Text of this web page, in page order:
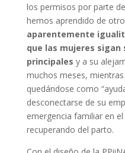
los permisos por parte
hemos aprendido de
aparentemente
que las mujeres sigan
principales y a su
muchos meses,
quedándose como
desconectarse de su
emergencia familiar en
recuperando del parto.